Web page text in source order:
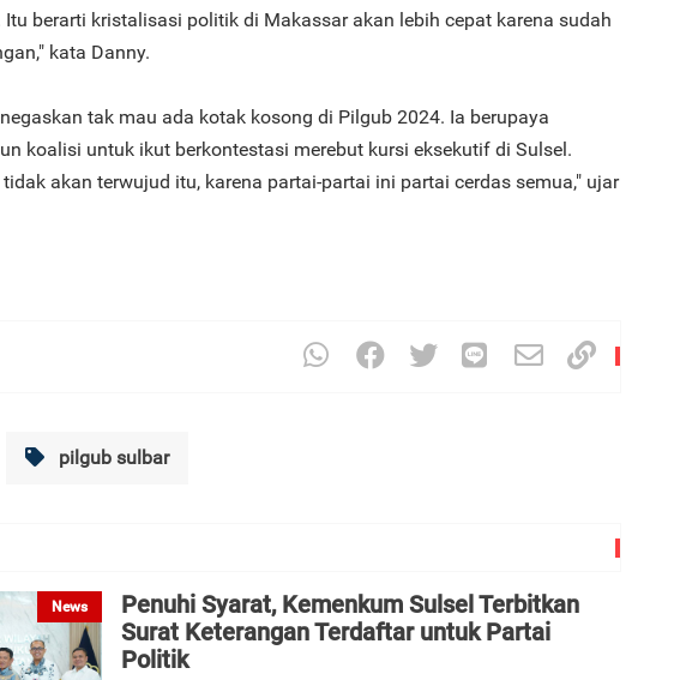
Itu berarti kristalisasi politik di Makassar akan lebih cepat karena sudah
kata Danny.
tak mau ada kotak kosong di Pilgub 2024. Ia berupaya
koalisi untuk ikut berkontestasi merebut kursi eksekutif di Sulsel.
tidak akan terwujud itu, karena partai-partai ini partai cerdas semua," ujar
pilgub sulbar
News
Penuhi Syarat, Kemenkum Sulsel Terbitkan
Surat Keterangan Terdaftar untuk Partai
Politik